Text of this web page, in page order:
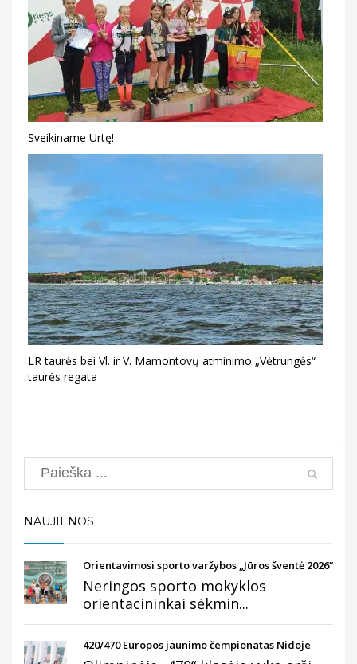
Sveikiname Urtę!
LR taurės bei Vl. ir V. Mamontovų atminimo „Vėtrungės“
taurės regata
Search
NAUJIENOS
Orientavimosi sporto varžybos „Jūros šventė 2026“
Neringos sporto mokyklos
orientacininkai sėkmin...
420/470 Europos jaunimo čempionatas Nidoje